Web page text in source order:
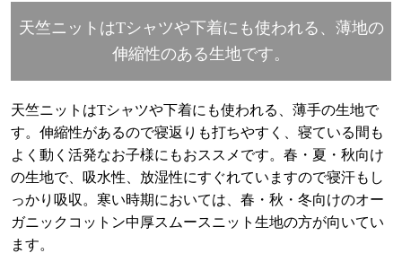
天竺ニットはTシャツや下着にも使われる、薄地の
伸縮性のある生地です。
天竺ニットはTシャツや下着にも使われる、薄手の生地で
す。伸縮性があるので寝返りも打ちやすく、寝ている間も
よく動く活発なお子様にもおススメです。春・夏・秋向け
の生地で、吸水性、放湿性にすぐれていますので寝汗もし
っかり吸収。寒い時期においては、春・秋・冬向けのオー
ガニックコットン中厚スムースニット生地の方が向いてい
ます。